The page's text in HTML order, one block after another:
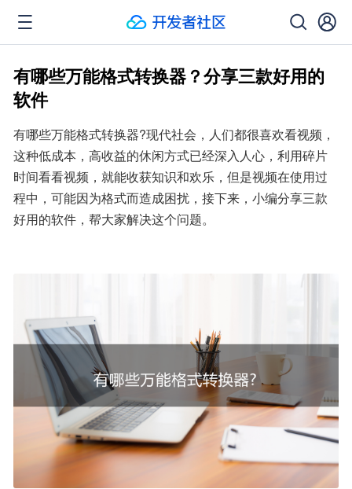
有哪些万能格式转换器？分享三款好用的
软件
有哪些万能格式转换器?现代社会，人们都很喜欢看视频，
这种低成本，高收益的休闲方式已经深入人心，利用碎片
时间看看视频，就能收获知识和欢乐，但是视频在使用过
程中，可能因为格式而造成困扰，接下来，小编分享三款
好用的软件，帮大家解决这个问题。